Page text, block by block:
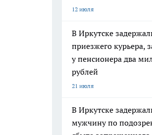
12 июля
В Иркутске
приезжего курьера,
у пенсионера два
рублей
21 июля
В Иркутске
мужчину по